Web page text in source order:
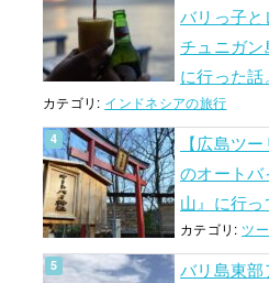
バリっ子と
チュニガ
に行った話。
カテゴリ: インドネシアの旅行
【広島ツ
のオート
山』に行っ
カテゴリ: ツ
バリ島東